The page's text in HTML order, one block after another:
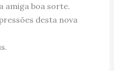
amiga boa sorte.
desta nova